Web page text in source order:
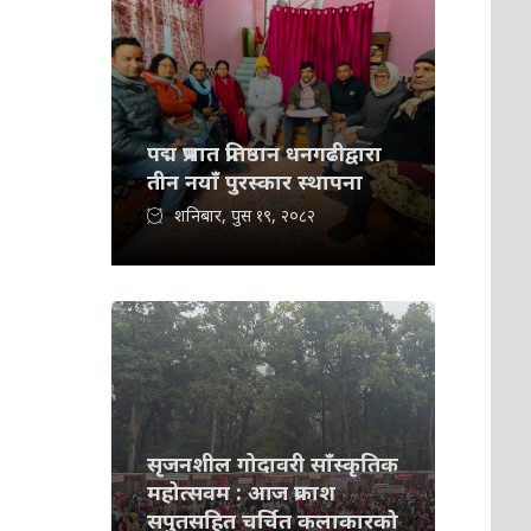
पद्म प्रभात प्रतिष्ठान धनगढीद्वारा
तीन नयाँ पुरस्कार स्थापना
शनिबार, पुस १९, २०८२
सृजनशील गोदावरी साँस्कृतिक
महोत्सवम : आज प्रकाश
सपुतसहित चर्चित कलाकारको